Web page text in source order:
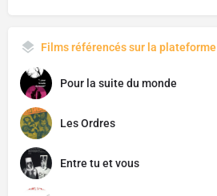
Films référencés sur la plateforme
Pour la suite du monde
Les Ordres
Entre tu et vous